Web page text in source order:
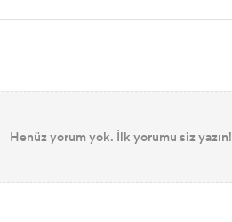
Henüz yorum yok. İlk yorumu siz yazın!